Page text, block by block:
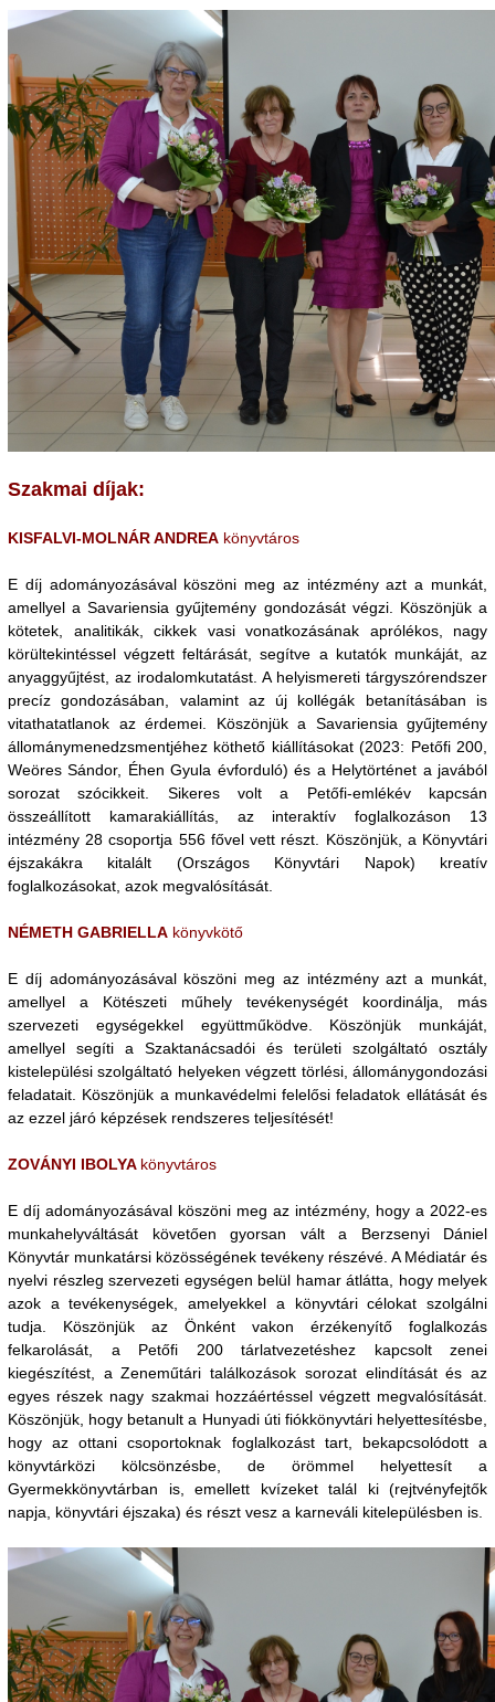
Szakmai díjak:
KISFALVI-MOLNÁR ANDREA könyvtáros
E díj adományozásával köszöni meg az intézmény azt a munkát,
amellyel a Savariensia gyűjtemény gondozását végzi. Köszönjük a
kötetek, analitikák, cikkek vasi vonatkozásának aprólékos, nagy
körültekintéssel végzett feltárását, segítve a kutatók munkáját, az
anyaggyűjtést, az irodalomkutatást. A helyismereti tárgyszórendszer
precíz gondozásában, valamint az új kollégák betanításában is
vitathatatlanok az érdemei. Köszönjük a Savariensia gyűjtemény
állománymenedzsmentjéhez köthető kiállításokat (2023: Petőfi 200,
Weöres Sándor, Éhen Gyula évforduló) és a Helytörténet a javából
sorozat szócikkeit. Sikeres volt a Petőfi-emlékév kapcsán
összeállított kamarakiállítás, az interaktív foglalkozáson 13
intézmény 28 csoportja 556 fővel vett részt. Köszönjük, a Könyvtári
éjszakákra kitalált (Országos Könyvtári Napok) kreatív
foglalkozásokat, azok megvalósítását.
NÉMETH GABRIELLA könyvkötő
E díj adományozásával köszöni meg az intézmény azt a munkát,
amellyel a Kötészeti műhely tevékenységét koordinálja, más
szervezeti egységekkel együttműködve. Köszönjük munkáját,
amellyel segíti a Szaktanácsadói és területi szolgáltató osztály
kistelepülési szolgáltató helyeken végzett törlési, állománygondozási
feladatait. Köszönjük a munkavédelmi felelősi feladatok ellátását és
az ezzel járó képzések rendszeres teljesítését!
ZOVÁNYI IBOLYA könyvtáros
E díj adományozásával köszöni meg az intézmény, hogy a 2022-es
munkahelyváltását követően gyorsan vált a Berzsenyi Dániel
Könyvtár munkatársi közösségének tevékeny részévé. A Médiatár és
nyelvi részleg szervezeti egységen belül hamar átlátta, hogy melyek
azok a tevékenységek, amelyekkel a könyvtári célokat szolgálni
tudja. Köszönjük az Önként vakon érzékenyítő foglalkozás
felkarolását, a Petőfi 200 tárlatvezetéshez kapcsolt zenei
kiegészítést, a Zeneműtári találkozások sorozat elindítását és az
egyes részek nagy szakmai hozzáértéssel végzett megvalósítását.
Köszönjük, hogy betanult a Hunyadi úti fiókkönyvtári helyettesítésbe,
hogy az ottani csoportoknak foglalkozást tart, bekapcsolódott a
könyvtárközi kölcsönzésbe, de örömmel helyettesít a
Gyermekkönyvtárban is, emellett kvízeket talál ki (rejtvényfejtők
napja, könyvtári éjszaka) és részt vesz a karneváli kitelepülésben is.